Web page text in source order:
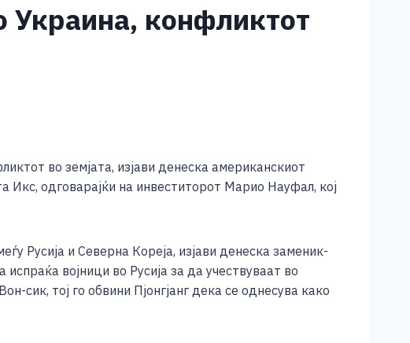
Украина, конфликтот
во земјата, изјави денеска американскиот
одговарајќи на инвеститорот Марио Науфал, кој
Русија и Северна Кореја, изјави денеска заменик-
војници во Русија за да учествуваат во
сик, тој го обвини Пјонгјанг дека се однесува како